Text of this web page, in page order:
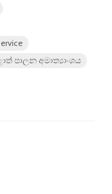
පාලන අමාත්‍යාංශය